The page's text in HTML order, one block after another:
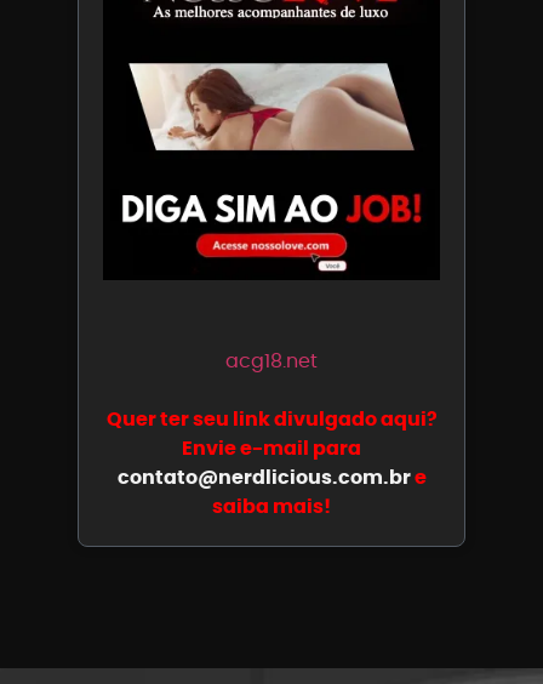
acg18.net
Quer ter seu link divulgado aqui?
Envie e-mail para
contato@nerdlicious.com.bre
saiba mais!